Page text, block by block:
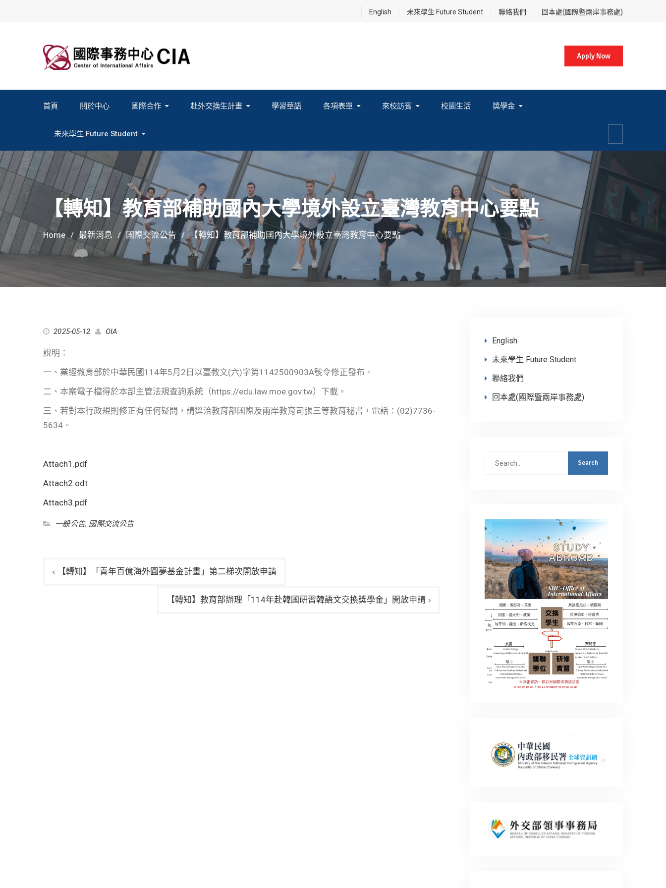
English 未來學生 Future Student 聯絡我們 回本處(國際暨兩岸事務處)
Apply Now
首頁 關於中心 國際合作 赴外交換生計畫 學習華語 各項表單 來校訪賓 校園生活 獎學金
未來學生 Future Student
【轉知】教育部補助國內大學境外設立臺灣教育中心要點
Home 最新消息 國際交流公告 【轉知】教育部補助國內大學境外設立臺灣教育中心要點
2025-05-12 OIA
說明：
一、業經教育部於中華民國114年5月2日以臺教文(六)字第1142500903A號令修正發布。
二、本案電子檔得於本部主管法規查詢系統（https://edu.law.moe.gov.tw）下載。
三、若對本行政規則修正有任何疑問，請逕洽教育部國際及兩岸教育司張三等教育秘書，電話：(02)7736-
5634。
Attach1.pdf
Attach2.odt
Attach3.pdf
一般公告, 國際交流公告
【轉知】「青年百億海外圓夢基金計畫」第二梯次開放申請
【轉知】教育部辦理「114年赴韓國研習韓語文交換獎學金」開放申請
English
未來學生 Future Student
聯絡我們
回本處(國際暨兩岸事務處)
Search